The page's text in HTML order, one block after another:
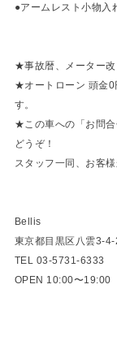
●アームレスト小物入
★事故暦、メーター改
★オートローン 頭金0
す。
★この車への「お問
どうぞ！
スタッフ一同、お客
Bellis
東京都目黒区八雲3-
TEL 03-5731-6333
OPEN 10:00〜19:00